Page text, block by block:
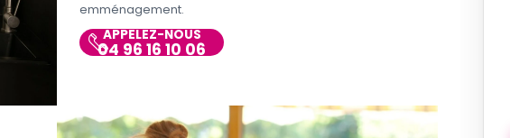
emménagement.
APPELEZ-NOUS
04 96 16 10 06